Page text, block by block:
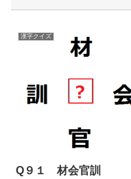
漢字クイズ
Q９１ 材会官訓